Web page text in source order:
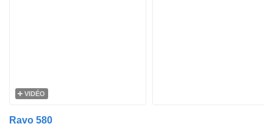
VIDÉO
Ravo 580